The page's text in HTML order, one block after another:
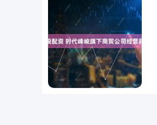
-0.05% 深证成指